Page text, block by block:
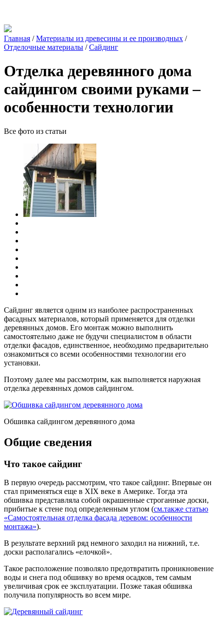
Главная /Материалы из древесины и ее производных /
Отделочные материалы /Сайдинг
Отделка деревянного дома
сайдингом своими руками –
особенности технологии
Все фото из статьи
Сайдинг является одним из наиболее распространенных
фасадных материалов, который применяется для отделки
деревянных домов. Его монтаж можно выполнить
самостоятельно даже не будучи специалистом в области
отделки фасадов, единственное, необходимо предварительно
ознакомиться со всеми особенностями технологии его
установки.
Поэтому далее мы рассмотрим, как выполняется наружная
отделка деревянных домов сайдингом.
Обшивка сайдингом деревянного дома
Общие сведения
Что такое сайдинг
В первую очередь рассмотрим, что такое сайдинг. Впервые он
стал применяться еще в XIX веке в Америке. Тогда эта
обшивка представляла собой окрашенные строганные доски,
прибитые к стене под определенным углом (см.также статью
«Самостоятельная отделка фасада деревом: особенности
монтажа»).
В результате верхний ряд немного заходил на нижний, т.е.
доски располагались «елочкой».
Такое расположение позволяло предотвратить проникновение
воды и снега под обшивку во время осадков, тем самым
увеличивая срок ее эксплуатации. Позже такая обшивка
получила популярность во всем мире.